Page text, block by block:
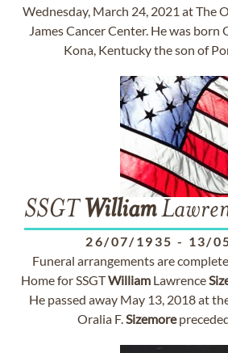
Wednesday, March 24, 2021 at The
James Cancer Center. He was born
Kona, Kentucky the son of
SSGT William
26/07/1935 - 13/
Funeral arrangements are
Home for SSGTWilliam Lawrence
He passed away May 13, 2018 at
Oralia F.Sizemore